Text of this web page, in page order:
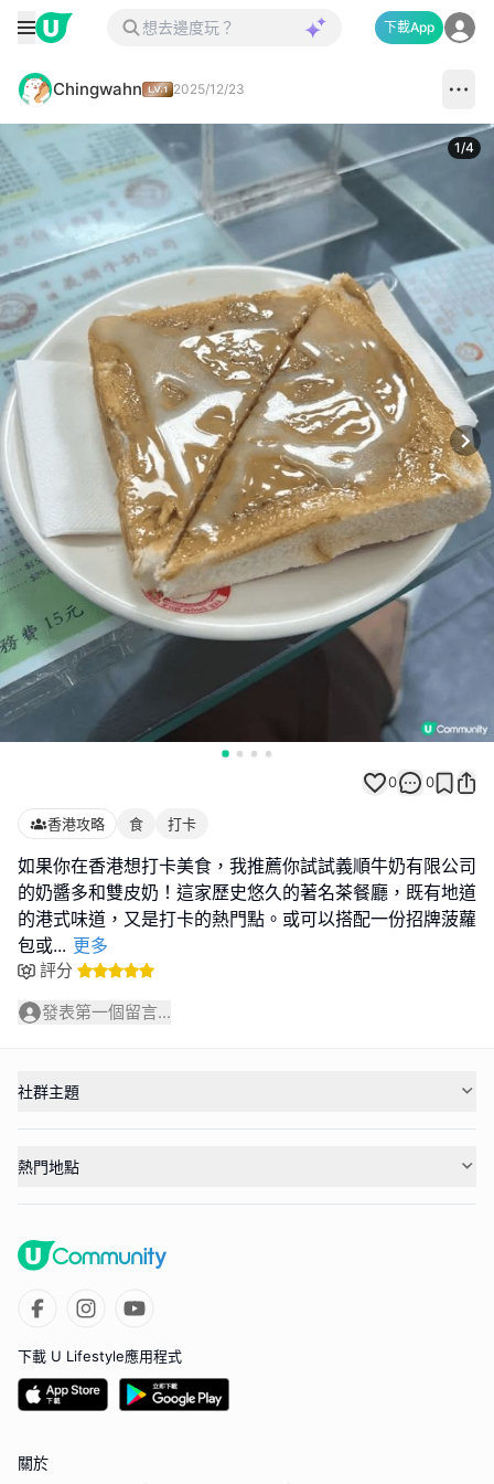
下載App
Chingwahn 2025/12/23
1/4
0 0
香港攻略 食 打卡
如果你在香港想打卡美食，我推薦你試試義順牛奶有限公司
的奶醬多和雙皮奶！這家歷史悠久的著名茶餐廳，既有地道
的港式味道，又是打卡的熱門點。或可以搭配一份招牌菠蘿
包或... 更多
評分
發表第一個留言...
社群主題
熱門地點
下載 U Lifestyle應用程式
關於